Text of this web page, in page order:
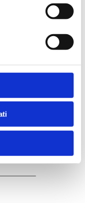
anche